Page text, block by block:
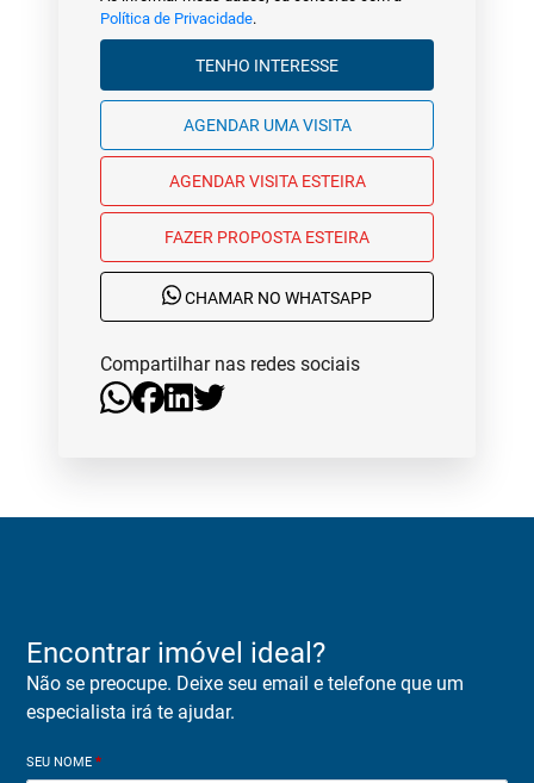
Política de Privacidade.
TENHO INTERESSE
AGENDAR UMA VISITA
AGENDAR VISITA ESTEIRA
FAZER PROPOSTA ESTEIRA
CHAMAR NO WHATSAPP
Compartilhar nas redes sociais
Encontrar imóvel ideal?
Não se preocupe. Deixe seu email e telefone que um
especialista irá te ajudar.
SEU NOME*